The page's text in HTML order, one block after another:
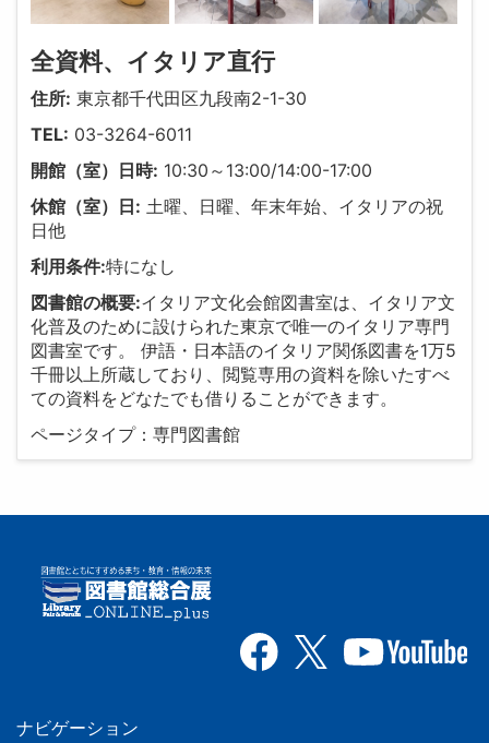
全資料、イタリア直行
住所: 東京都千代田区九段南2-1-30
TEL: 03-3264-6011
開館（室）日時: 10:30～13:00/14:00-17:00
休館（室）日: 土曜、日曜、年末年始、イタリアの祝
日他
利用条件:特になし
図書館の概要:イタリア文化会館図書室は、イタリア文
化普及のために設けられた東京で唯一のイタリア専門
図書室です。 伊語・日本語のイタリア関係図書を1万5
千冊以上所蔵しており、閲覧専用の資料を除いたすべ
ての資料をどなたでも借りることができます。
ページタイプ：専門図書館
ナビゲーション